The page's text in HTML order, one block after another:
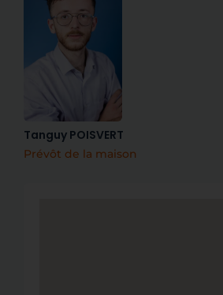
Tanguy POISVERT
Prévôt de la maison